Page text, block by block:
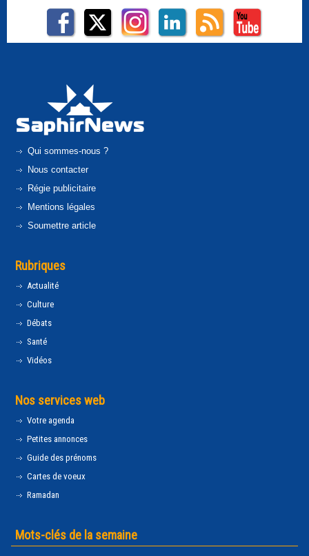
Qui sommes-nous ?
Nous contacter
Régie publicitaire
Mentions légales
Soumettre article
Rubriques
Actualité
Culture
Débats
Santé
Vidéos
Nos services web
Votre agenda
Petites annonces
Guide des prénoms
Cartes de voeux
Ramadan
Mots-clés de la semaine